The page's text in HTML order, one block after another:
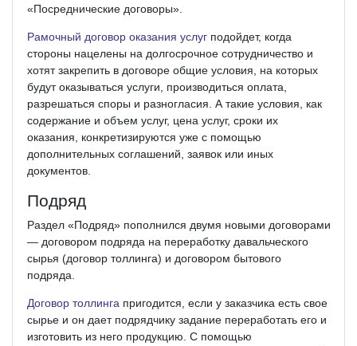
«Посреднические договоры».
Рамочный договор оказания услугподойдет, когда
стороны нацелены на долгосрочное сотрудничество и
хотят закрепить в договоре общие условия, на которых
будут оказываться услуги, производиться оплата,
разрешаться споры и разногласия. А такие условия, как
содержание и объем услуг, цена услуг, сроки их
оказания, конкретизируются уже с помощью
дополнительных соглашений, заявок или иных
документов.
Подряд
Раздел «Подряд» пополнился двумя новыми договорами
— договором подряда на переработку давальческого
сырья (договор толлинга) и договором бытового
подряда.
Договор толлингапригодится, если у заказчика есть свое
сырье и он дает подрядчику задание переработать его и
изготовить из него продукцию. С помощью